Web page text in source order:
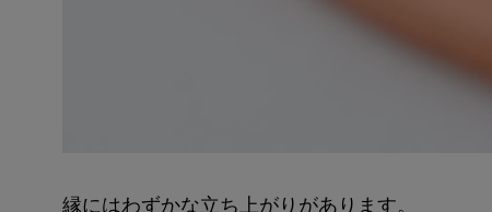
縁にはわずかな立ち上がりがあります。